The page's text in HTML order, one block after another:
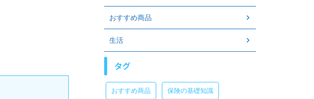
おすすめ商品
生活
タグ
おすすめ商品 保険の基礎知識